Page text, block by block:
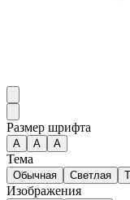
Размер шрифта
А A A
Тема
Обычная Светлая
Изображения